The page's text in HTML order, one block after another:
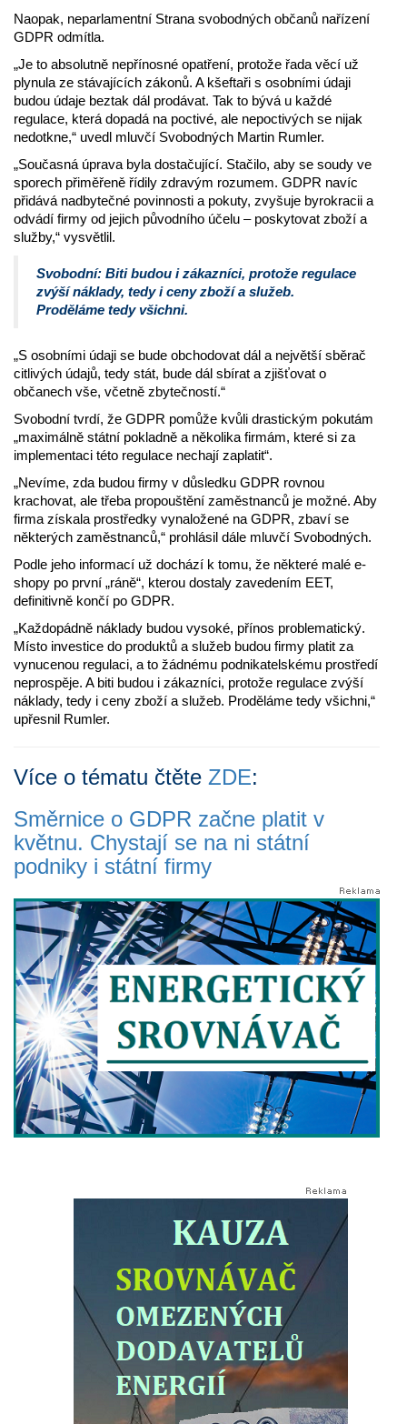
Naopak, neparlamentní Strana svobodných občanů nařízení
GDPR odmítla.
„Je to absolutně nepřínosné opatření, protože řada věcí už
plynula ze stávajících zákonů. A kšeftaři s osobními údaji
budou údaje beztak dál prodávat. Tak to bývá u každé
regulace, která dopadá na poctivé, ale nepoctivých se nijak
nedotkne,“ uvedl mluvčí Svobodných Martin Rumler.
„Současná úprava byla dostačující. Stačilo, aby se soudy ve
sporech přiměřeně řídily zdravým rozumem. GDPR navíc
přidává nadbytečné povinnosti a pokuty, zvyšuje byrokracii a
odvádí firmy od jejich původního účelu – poskytovat zboží a
služby,“ vysvětlil.
Svobodní: Biti budou i zákazníci, protože regulace
zvýší náklady, tedy i ceny zboží a služeb.
Proděláme tedy všichni.
„S osobními údaji se bude obchodovat dál a největší sběrač
citlivých údajů, tedy stát, bude dál sbírat a zjišťovat o
občanech vše, včetně zbytečností.“
Svobodní tvrdí, že GDPR pomůže kvůli drastickým pokutám
„maximálně státní pokladně a několika firmám, které si za
implementaci této regulace nechají zaplatit“.
„Nevíme, zda budou firmy v důsledku GDPR rovnou
krachovat, ale třeba propouštění zaměstnanců je možné. Aby
firma získala prostředky vynaložené na GDPR, zbaví se
některých zaměstnanců,“ prohlásil dále mluvčí Svobodných.
Podle jeho informací už dochází k tomu, že některé malé e-
shopy po první „ráně“, kterou dostaly zavedením EET,
definitivně končí po GDPR.
„Každopádně náklady budou vysoké, přínos problematický.
Místo investice do produktů a služeb budou firmy platit za
vynucenou regulaci, a to žádnému podnikatelskému prostředí
neprospěje. A biti budou i zákazníci, protože regulace zvýší
náklady, tedy i ceny zboží a služeb. Proděláme tedy všichni,“
upřesnil Rumler.
Více o tématu čtěte ZDE:
Směrnice o GDPR začne platit v
květnu. Chystají se na ni státní
podniky i státní firmy